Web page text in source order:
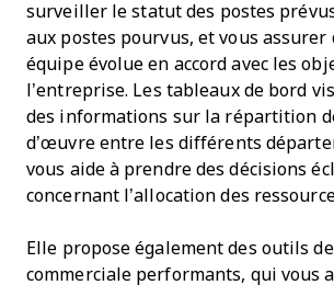
surveiller le statut des postes
aux postes pourvus, et vous assurer
équipe évolue en accord avec les
l’entreprise. Les tableaux de bord
des informations sur la répartition
d’œuvre entre les différents
vous aide à prendre des décisions
concernant l’allocation des
Elle propose également des outils
commerciale performants, qui vous